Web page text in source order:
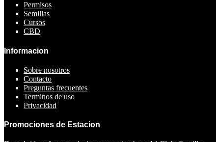
Permisos
Semillas
Cursos
CBD
Informacion
Sobre nosotros
Contacto
Preguntas frecuentes
Terminos de uso
Privacidad
Promociones de Estacion